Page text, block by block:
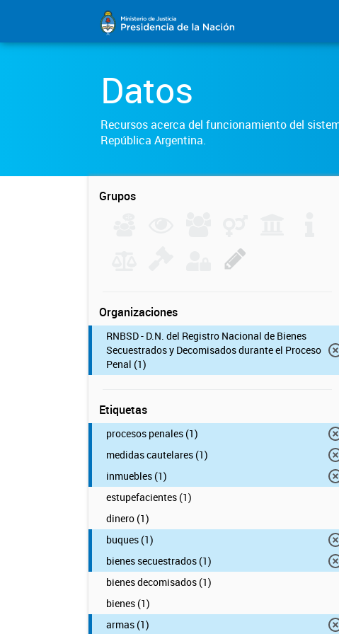
Datos
Recursos acerca del funcionamiento del
República Argentina.
Grupos
Organizaciones
RNBSD - D.N. del Registro Nacional de Bienes
Secuestrados y Decomisados durante el Proceso
Penal (1)
Etiquetas
procesos penales (1)
medidas cautelares (1)
inmuebles (1)
estupefacientes (1)
dinero (1)
buques (1)
bienes secuestrados (1)
bienes decomisados (1)
bienes (1)
armas (1)